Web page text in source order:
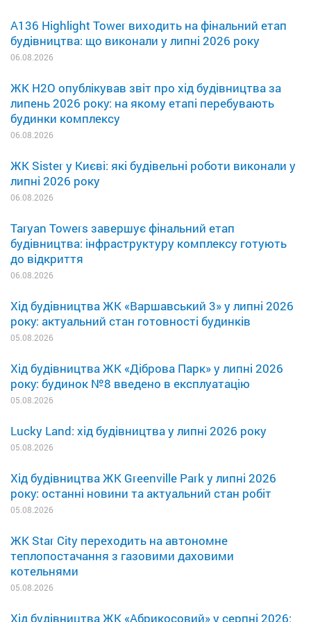
A136 Highlight Tower виходить на фінальний етап
будівництва: що виконали у липні 2026 року
06.08.2026
ЖК H2O опублікував звіт про хід будівництва за
липень 2026 року: на якому етапі перебувають
будинки комплексу
06.08.2026
ЖК Sister у Києві: які будівельні роботи виконали у
липні 2026 року
06.08.2026
Taryan Towers завершує фінальний етап
будівництва: інфраструктуру комплексу готують
до відкриття
06.08.2026
Хід будівництва ЖК «Варшавський 3» у липні 2026
року: актуальний стан готовності будинків
05.08.2026
Хід будівництва ЖК «Діброва Парк» у липні 2026
року: будинок №8 введено в експлуатацію
05.08.2026
Lucky Land: хід будівництва у липні 2026 року
05.08.2026
Хід будівництва ЖК Greenville Park у липні 2026
року: останні новини та актуальний стан робіт
05.08.2026
ЖК Star City переходить на автономне
теплопостачання з газовими даховими
котельнями
05.08.2026
Хід будівництва ЖК «Абрикосовий» у серпні 2026: